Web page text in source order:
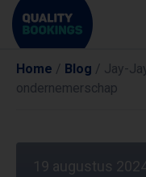
Home / Blog / Jay-
ondernemerschap
19 augustus